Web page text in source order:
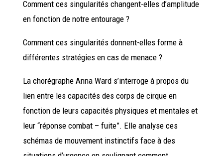
Comment ces singularités changent-elles d’amplitude
en fonction de notre entourage ?
Comment ces singularités donnent-elles forme à
différentes stratégies en cas de menace ?
La chorégraphe Anna Ward s’interroge à propos du
lien entre les capacités des corps de cirque en
fonction de leurs capacités physiques et mentales et
leur “réponse combat – fuite”. Elle analyse ces
schémas de mouvement instinctifs face à des